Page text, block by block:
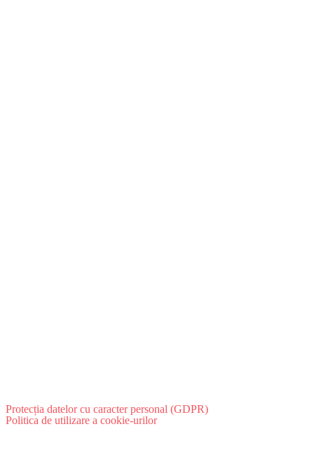
Protecția datelor cu caracter personal (GDPR)
Politica de utilizare a cookie-urilor